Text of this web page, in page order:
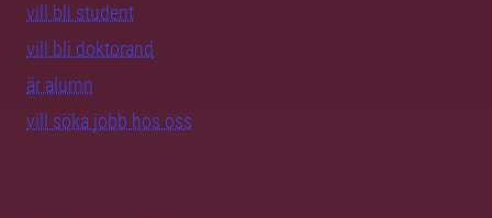
vill bli student
vill bli doktorand
är alumn
vill söka jobb hos oss